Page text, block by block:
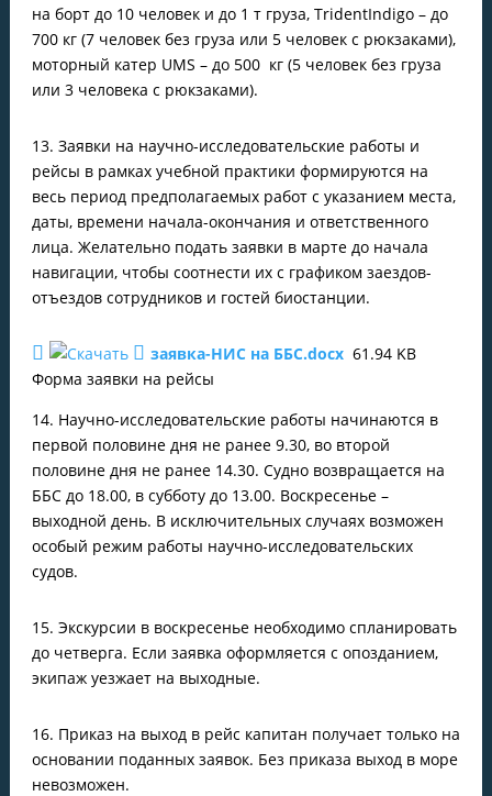
на борт до 10 человек и до 1 т груза, TridentIndigo – до
700 кг (7 человек без груза или 5 человек с рюкзаками),
моторный катер UMS – до 500 кг (5 человек без груза
или 3 человека с рюкзаками).
13. Заявки на научно-исследовательские работы и
рейсы в рамках учебной практики формируются на
весь период предполагаемых работ с указанием места,
даты, времени начала-окончания и ответственного
лица. Желательно подать заявки в марте до начала
навигации, чтобы соотнести их с графиком заездов-
отъездов сотрудников и гостей биостанции.
заявка-НИС на ББС.docx61.94 KB
Форма заявки на рейсы
14. Научно-исследовательские работы начинаются в
первой половине дня не ранее 9.30, во второй
половине дня не ранее 14.30. Судно возвращается на
ББС до 18.00, в субботу до 13.00. Воскресенье –
выходной день. В исключительных случаях возможен
особый режим работы научно-исследовательских
судов.
15. Экскурсии в воскресенье необходимо спланировать
до четверга. Если заявка оформляется с опозданием,
экипаж уезжает на выходные.
16. Приказ на выход в рейс капитан получает только на
основании поданных заявок. Без приказа выход в море
невозможен.